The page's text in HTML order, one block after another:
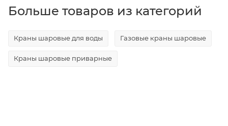
Больше товаров из категорий
Краны шаровые для воды Газовые краны шаровые
Краны шаровые приварные